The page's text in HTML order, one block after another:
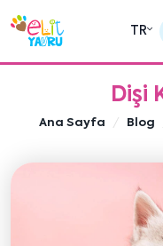
TR
Dişi
Ana Sayfa Blog